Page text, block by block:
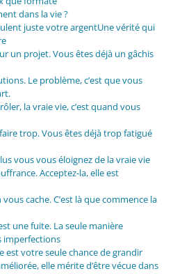
dans la vie ?
juste votre argentUne vérité qui
un projet. Vous êtes déjà un gâchis
Le problème, c’est que vous
la vraie vie, c’est quand vous
trop. Vous êtes déjà trop fatigué
vous vous éloignez de la vraie vie
Acceptez-la, elle est
vous cache. C’est là que commence la
une fuite. La seule manière
imperfections
est votre seule chance de grandir
elle mérite d’être vécue dans